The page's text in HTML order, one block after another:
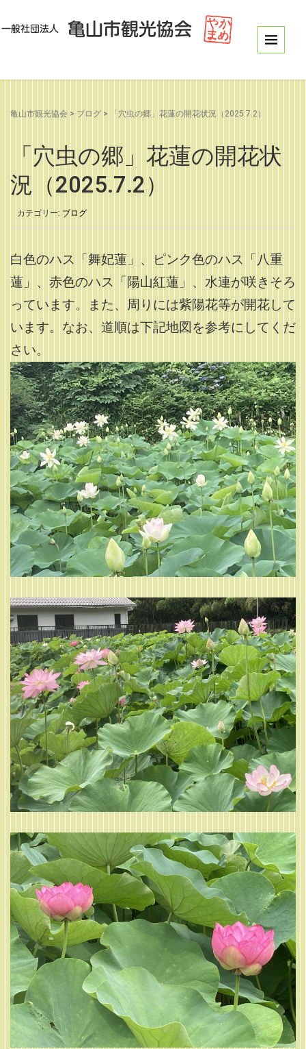
亀山市観光協会 > ブログ > 「穴虫の郷」花蓮の開花状況（2025.7.2）
「穴虫の郷」花蓮の開花状
況（2025.7.2）
カテゴリー: ブログ
白色のハス「舞妃蓮」、ピンク色のハス「八重
蓮」、赤色のハス「陽山紅蓮」、水連が咲きそろ
っています。また、周りには紫陽花等が開花して
います。なお、道順は下記地図を参考にしてくだ
さい。